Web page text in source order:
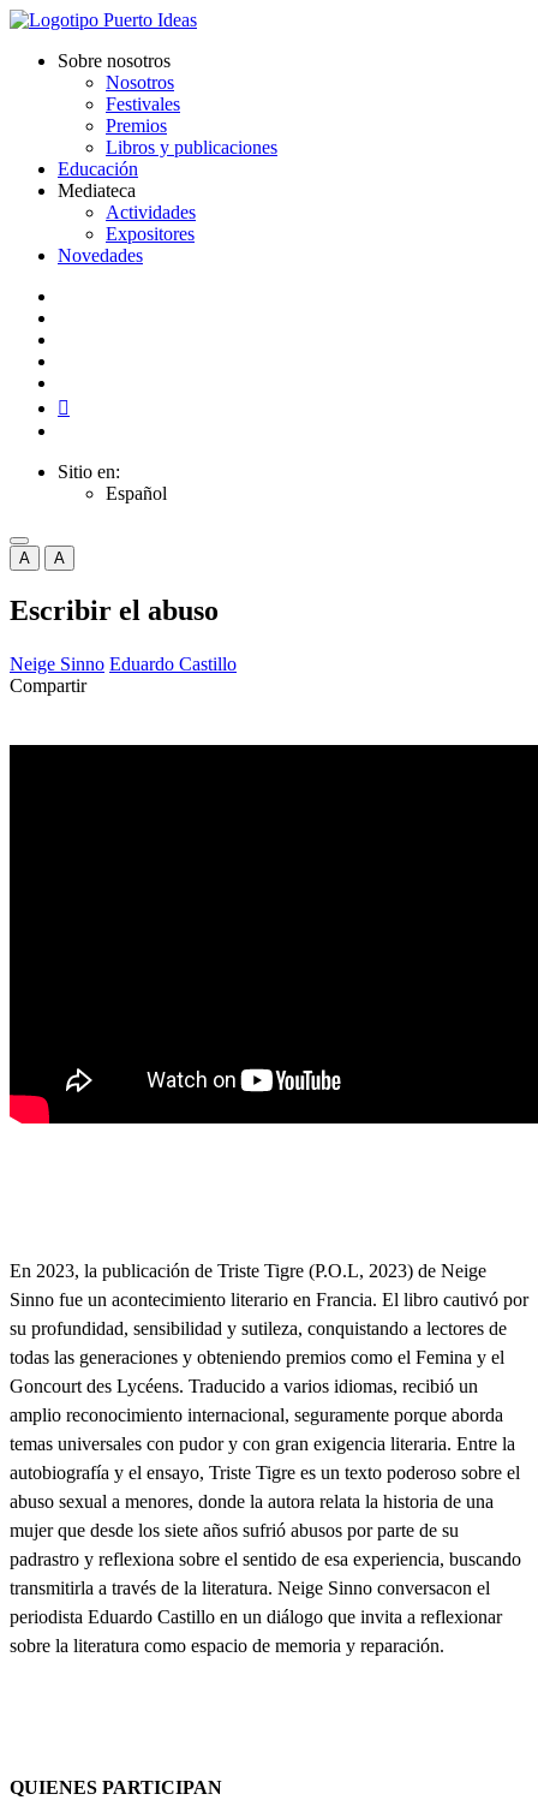
Sobre nosotros
Nosotros
Festivales
Premios
Libros y publicaciones
Educación
Mediateca
Actividades
Expositores
Novedades
Sitio en:
Español
A A
Escribir el abuso
Neige Sinno Eduardo Castillo
Compartir
En 2023, la publicación de Triste Tigre (P.O.L, 2023) de Neige
Sinno fue un acontecimiento literario en Francia. El libro cautivó por
su profundidad, sensibilidad y sutileza, conquistando a lectores de
todas las generaciones y obteniendo premios como el Femina y el
Goncourt des Lycéens. Traducido a varios idiomas, recibió un
amplio reconocimiento internacional, seguramente porque aborda
temas universales con pudor y con gran exigencia literaria. Entre la
autobiografía y el ensayo, Triste Tigre es un texto poderoso sobre el
abuso sexual a menores, donde la autora relata la historia de una
mujer que desde los siete años sufrió abusos por parte de su
padrastro y reflexiona sobre el sentido de esa experiencia, buscando
transmitirla a través de la literatura. Neige Sinno conversacon el
periodista Eduardo Castillo en un diálogo que invita a reflexionar
sobre la literatura como espacio de memoria y reparación.
QUIENES PARTICIPAN